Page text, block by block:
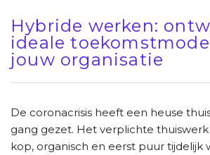
Hybride werken:
ideale
jouw organisatie
De coronacrisis heeft een heuse
gang gezet. Het verplichte
kop, organisch en eerst puur tijdelijk